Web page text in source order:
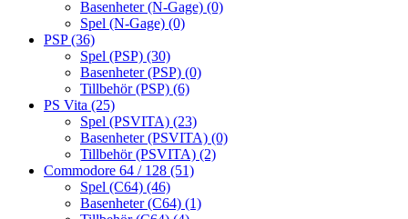
Basenheter (N-Gage) (0)
Spel (N-Gage) (0)
PSP(36)
Spel (PSP) (30)
Basenheter (PSP) (0)
Tillbehör (PSP) (6)
PS Vita (25)
Spel (PSVITA) (23)
Basenheter (PSVITA) (0)
Tillbehör (PSVITA) (2)
Commodore 64 / 128 (51)
Spel (C64) (46)
Basenheter (C64) (1)